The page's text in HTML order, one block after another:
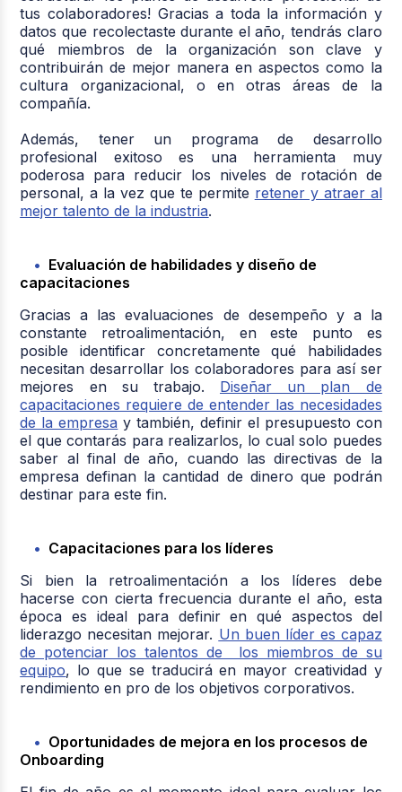
tus colaboradores! Gracias a toda la información y
datos que recolectaste durante el año, tendrás claro
qué miembros de la organización son clave y
contribuirán de mejor manera en aspectos como la
cultura organizacional, o en otras áreas de la
compañía.
Además, tener un programa de desarrollo
profesional exitoso es una herramienta muy
poderosa para reducir los niveles de rotación de
personal, a la vez que te permite retener y atraer al
mejor talento de la industria.
Evaluación de habilidades y diseño de
capacitaciones
Gracias a las evaluaciones de desempeño y a la
constante retroalimentación, en este punto es
posible identificar concretamente qué habilidades
necesitan desarrollar los colaboradores para así ser
mejores en su trabajo. Diseñar un plan de
capacitaciones requiere de entender las necesidades
de la empresa y también, definir el presupuesto con
el que contarás para realizarlos, lo cual solo puedes
saber al final de año, cuando las directivas de la
empresa definan la cantidad de dinero que podrán
destinar para este fin.
Capacitaciones para los líderes
Si bien la retroalimentación a los líderes debe
hacerse con cierta frecuencia durante el año, esta
época es ideal para definir en qué aspectos del
liderazgo necesitan mejorar. Un buen líder es capaz
de potenciar los talentos de los miembros de su
equipo, lo que se traducirá en mayor creatividad y
rendimiento en pro de los objetivos corporativos.
Oportunidades de mejora en los procesos de
Onboarding